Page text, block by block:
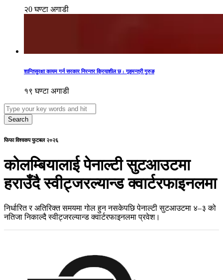
२0 घण्टा अगाडी
शान्तिसुरक्षा कायम गर्न सरकार निरन्तर क्रियाशील छ : गृहमन्त्री गुरुङ
१९ घण्टा अगाडी
Search
फिफा विश्वकप फुटबल २०२६
कोलम्बियालाई पेनाल्टी सुटआउटमा
हराउँदै स्वीट्जरल्यान्ड क्वार्टरफाइनलमा
निर्धारित र अतिरिक्त समयमा गोल हुन नसकेपछि पेनाल्टी सुटआउटमा ४–३ को
नतिजा निकाल्दै स्वीट्जरल्यान्ड क्वार्टरफाइनलमा प्रवेश।